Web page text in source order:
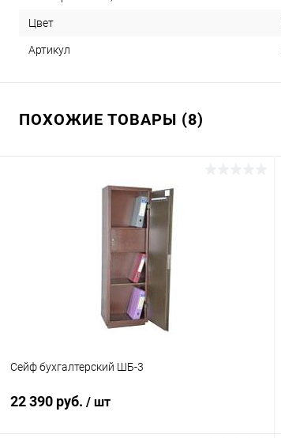
Цвет
Артикул
ПОХОЖИЕ ТОВАРЫ (8)
Сейф бухгалтерский ШБ-3
22 390 руб. / шт